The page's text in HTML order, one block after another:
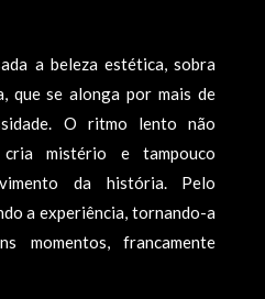
a beleza estética, sobra
que se alonga por mais de
O ritmo lento não
mistério e tampouco
da história. Pelo
a experiência, tornando-a
momentos, francamente